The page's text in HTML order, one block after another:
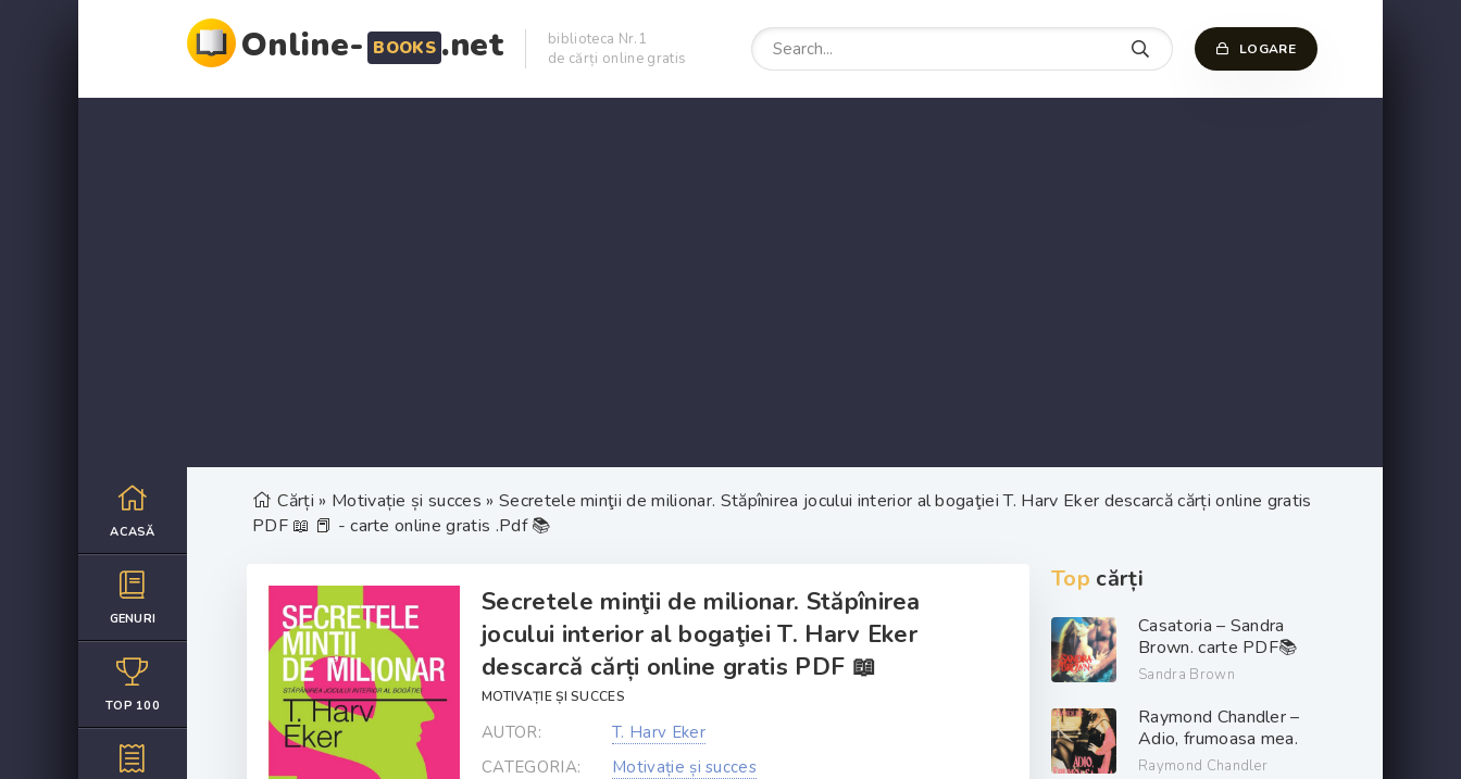
Online- BOOKS .net
biblioteca Nr.1
de cărți online gratis
LOGARE
ACASĂ
GENURI
TOP 100
Cărți » Motivație și succes » Secretele minţii de milionar. Stăpînirea jocului interior al bogaţiei T. Harv Eker descarcă cărți online gratis
PDF 📖 📕 - carte online gratis .Pdf 📚
Secretele minţii de milionar. Stăpînirea
jocului interior al bogaţiei T. Harv Eker
descarcă cărți online gratis PDF 📖
MOTIVAȚIE ȘI SUCCES
AUTOR:
T. Harv Eker
CATEGORIA:
Motivație și succes
Top cărți
Casatoria – Sandra
Brown. carte PDF📚
Sandra Brown
Raymond Chandler –
Adio, frumoasa mea.
PDF📚
Raymond Chandler